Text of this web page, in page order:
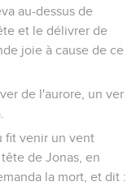
au-dessus de
et le délivrer de
joie à cause de ce
de l'aurore, un ver
fit venir un vent
de Jonas, en
la mort, et dit :